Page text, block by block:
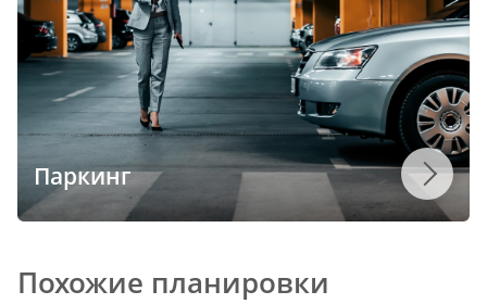
Паркинг
Похожие планировки